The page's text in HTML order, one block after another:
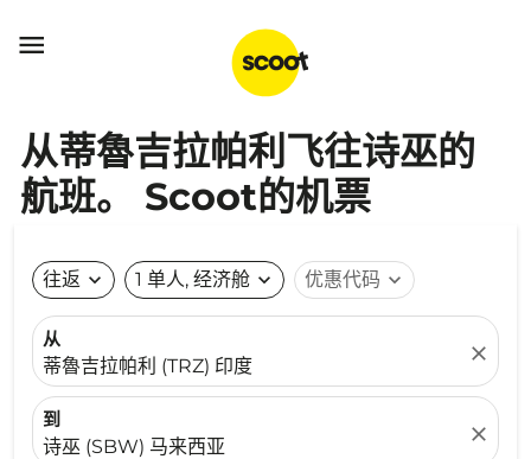

从蒂魯吉拉帕利飞往诗巫的
航班。 Scoot的机票
往返 expand_more 1 单人, 经济舱 expand_more 优惠代码 expand_more
从
蒂魯吉拉帕利 (TRZ) 印度
close
到
诗巫 (SBW) 马来西亚
close